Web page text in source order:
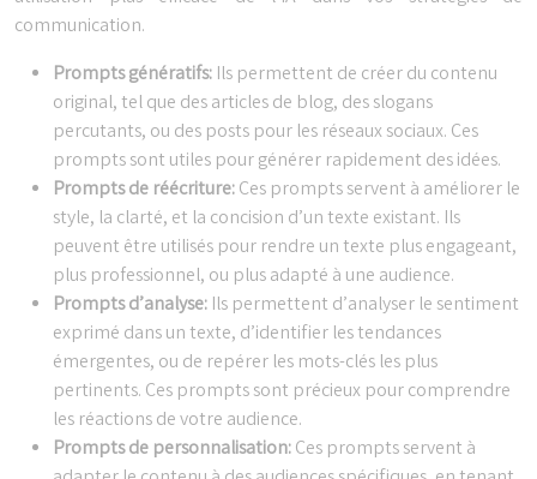
communication.
Prompts génératifs: Ils permettent de créer du contenu
original, tel que des articles de blog, des slogans
percutants, ou des posts pour les réseaux sociaux. Ces
prompts sont utiles pour générer rapidement des idées.
Prompts de réécriture:Ces prompts servent à améliorer le
style, la clarté, et la concision d’un texte existant. Ils
peuvent être utilisés pour rendre un texte plus engageant,
plus professionnel, ou plus adapté à une audience.
Prompts d’analyse: Ils permettent d’analyser le sentiment
exprimé dans un texte, d’identifier les tendances
émergentes, ou de repérer les mots-clés les plus
pertinents. Ces prompts sont précieux pour comprendre
les réactions de votre audience.
Prompts de personnalisation:Ces prompts servent à